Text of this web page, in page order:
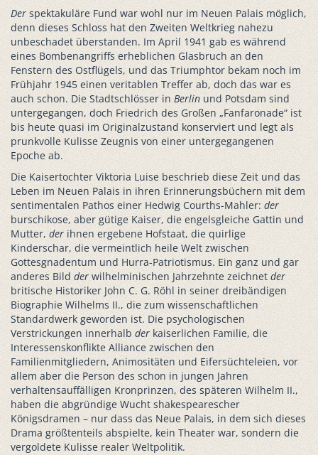
Der spektakuläre Fund war wohl nur im Neuen Palais möglich,
denn dieses Schloss hat den Zweiten Weltkrieg nahezu
unbeschadet überstanden. Im April 1941 gab es während
eines Bombenangriffs erheblichen Glasbruch an den
Fenstern des Ostflügels, und das Triumphtor bekam noch im
Frühjahr 1945 einen veritablen Treffer ab, doch das war es
auch schon. Die Stadtschlösser in Berlin und Potsdam sind
untergegangen, doch Friedrich des Großen „Fanfaronade“ ist
bis heute quasi im Originalzustand konserviert und legt als
prunkvolle Kulisse Zeugnis von einer untergegangenen
Epoche ab.
Die Kaisertochter Viktoria Luise beschrieb diese Zeit und das
Leben im Neuen Palais in ihren Erinnerungsbüchern mit dem
sentimentalen Pathos einer Hedwig Courths-Mahler: der
burschikose, aber gütige Kaiser, die engelsgleiche Gattin und
Mutter, der ihnen ergebene Hofstaat, die quirlige
Kinderschar, die vermeintlich heile Welt zwischen
Gottesgnadentum und Hurra-Patriotismus. Ein ganz und gar
anderes Bild der wilhelminischen Jahrzehnte zeichnet der
britische Historiker John C. G. Röhl in seiner dreibändigen
Biographie Wilhelms II., die zum wissenschaftlichen
Standardwerk geworden ist. Die psychologischen
Verstrickungen innerhalb der kaiserlichen Familie, die
Interessenskonflikte Alliance zwischen den
Familienmitgliedern, Animositäten und Eifersüchteleien, vor
allem aber die Person des schon in jungen Jahren
verhaltensauffälligen Kronprinzen, des späteren Wilhelm II.,
haben die abgründige Wucht shakespearescher
Königsdramen – nur dass das Neue Palais, in dem sich dieses
Drama größtenteils abspielte, kein Theater war, sondern die
vergoldete Kulisse realer Weltpolitik.